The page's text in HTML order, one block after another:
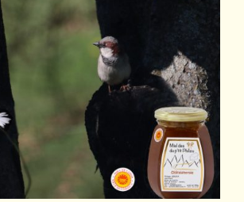
84,00€
sur
CHOIX DES OPTIONS